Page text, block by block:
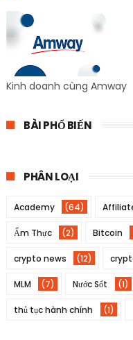
Kinh doanh cùng Amway
BÀI PHỔ BIẾN
PHÂN LOẠI
Academy (64)
Ẩm Thực (2) Bitcoin
crypto news (12)
MLM (7) Nước Sốt (1)
thủ tục hành chính (1)